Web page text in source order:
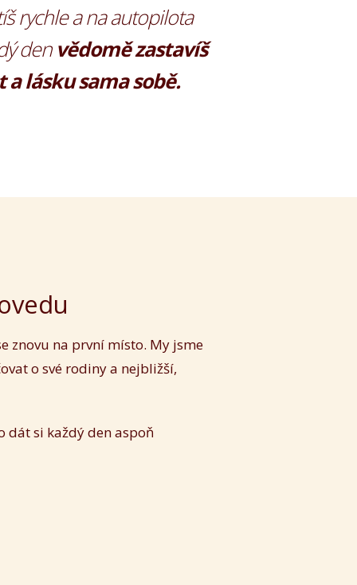
rychle a na autopilota
den vědomě zastavíš
a lásku sama sobě.
znovu na první místo. My jsme
o své rodiny a nejbližší,
dát si každý den aspoň